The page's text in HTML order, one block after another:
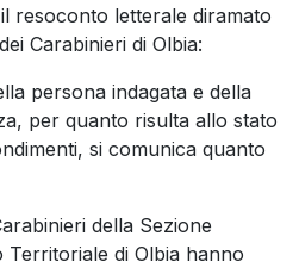
resoconto letterale diramato
Carabinieri di Olbia:
persona indagata e della
per quanto risulta allo stato
si comunica quanto
della Sezione
Territoriale di Olbia hanno